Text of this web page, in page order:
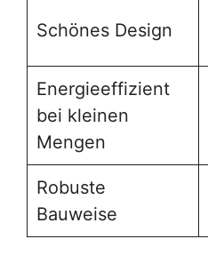
Schönes Design
Energieeffizient
bei kleinen
Mengen
Robuste
Bauweise